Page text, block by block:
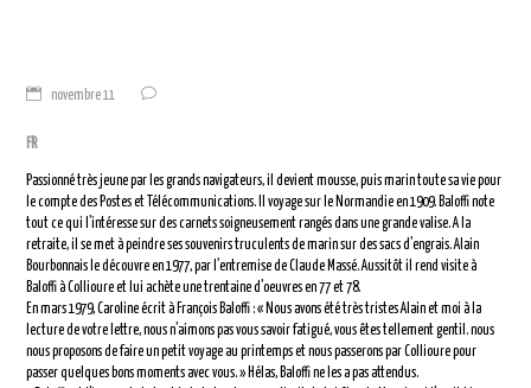
novembre 11
FR
Passionné très jeune par les grands navigateurs, il devient mousse, puis marin toute sa vie pour
le compte des Postes et Télécommunications. Il voyage sur le Normandie en 1909. Baloffi note
tout ce qui l’intéresse sur des carnets soigneusement rangés dans une grande valise. A la
retraite, il se met à peindre ses souvenirs truculents de marin sur des sacs d’engrais. Alain
Bourbonnais le découvre en 1977, par l’entremise de Claude Massé. Aussitôt il rend visite à
Baloffi à Collioure et lui achète une trentaine d’oeuvres en 77 et 78.
En mars 1979, Caroline écrit à François Baloffi : « Nous avons été très tristes Alain et moi à la
lecture de votre lettre, nous n’aimons pas vous savoir fatigué, vous êtes tellement gentil. nous
nous proposons de faire un petit voyage au printemps et nous passerons par Collioure pour
passer quelques bons moments avec vous. » Hélas, Baloffi ne les a pas attendus.